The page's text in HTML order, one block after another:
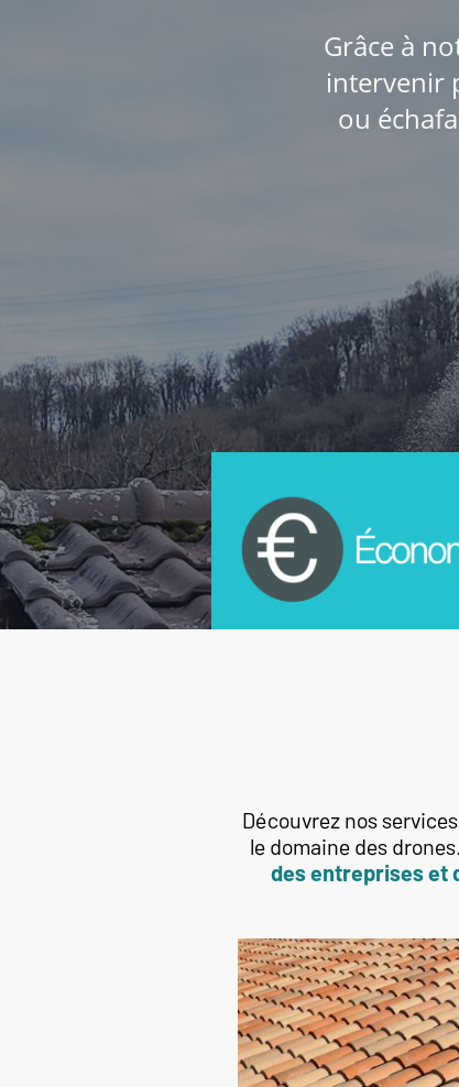
Grâce à
intervenir
ou
Découvrez nos
le domaine des
des entreprises et